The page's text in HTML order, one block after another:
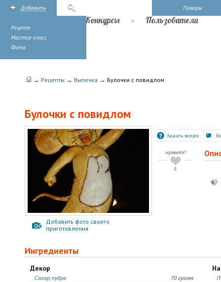
Повары
Добавить
Рецепт
Мастер-класс
Фото
Конкурсы Пользователи
→ Рецепты → Выпечка → Булочки с повидлом
Булочки с повидлом
Добавить фото своего
приготовления
Задать вопрос
нравится?
0
Ингредиенты
Декор
70 грамм
Сахар, пудра